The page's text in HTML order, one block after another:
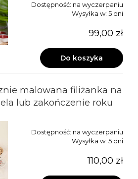
Dostępność: na wyczerpaniu
Wysyłka w: 5 dni
99,00 zł
Do koszyka
malowana filiżanka na
lub zakończenie roku
Dostępność: na wyczerpaniu
Wysyłka w: 5 dni
110,00 zł